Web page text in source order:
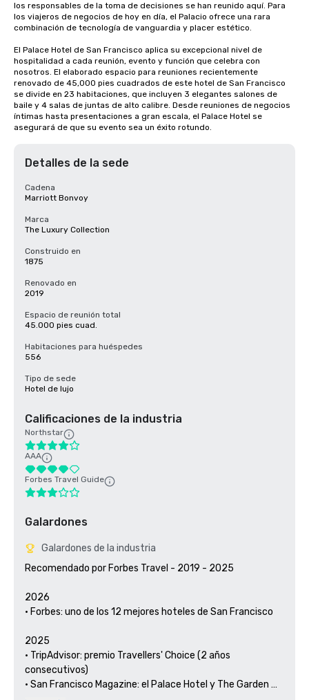
los responsables de la toma de decisiones se han reunido aquí. Para
los viajeros de negocios de hoy en día, el Palacio ofrece una rara
combinación de tecnología de vanguardia y placer estético.
El Palace Hotel de San Francisco aplica su excepcional nivel de
hospitalidad a cada reunión, evento y función que celebra con
nosotros. El elaborado espacio para reuniones recientemente
renovado de 45,000 pies cuadrados de este hotel de San Francisco
se divide en 23 habitaciones, que incluyen 3 elegantes salones de
baile y 4 salas de juntas de alto calibre. Desde reuniones de negocios
íntimas hasta presentaciones a gran escala, el Palace Hotel se
asegurará de que su evento sea un éxito rotundo.
Detalles de la sede
Cadena
Marriott Bonvoy
Marca
The Luxury Collection
Construido en
1875
Renovado en
2019
Espacio de reunión total
45.000 pies cuad.
Habitaciones para huéspedes
556
Tipo de sede
Hotel de lujo
Calificaciones de la industria
Northstar
AAA
Forbes Travel Guide
Galardones
Galardones de la industria
Recomendado por Forbes Travel - 2019 - 2025
2026
• Forbes: uno de los 12 mejores hoteles de San Francisco
2025
• TripAdvisor: premio Travellers' Choice (2 años
consecutivos)
• San Francisco Magazine: el Palace Hotel y The Garden